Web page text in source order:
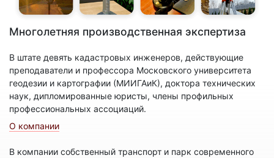
Многолетняя производственная экспертиза
В штате девять кадастровых инженеров, действующие
преподаватели и профессора Московского университета
геодезии и картографии (МИИГАиК), доктора технических
наук, дипломированные юристы, члены профильных
профессиональных ассоциаций.
О компании
В компании собственный транспорт и парк современного